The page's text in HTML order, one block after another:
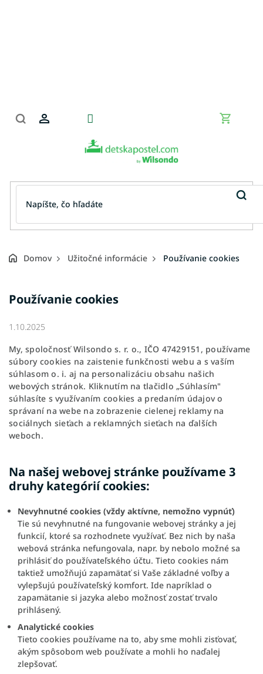
Domov Užitočné informácie Používanie cookies
Používanie cookies
1.10.2025
My, spoločnosť Wilsondo s. r. o., IČO 47429151, používame
súbory cookies na zaistenie funkčnosti webu a s vaším
súhlasom o. i. aj na personalizáciu obsahu našich
webových stránok. Kliknutím na tlačidlo „Súhlasím"
súhlasíte s využívaním cookies a predaním údajov o
správaní na webe na zobrazenie cielenej reklamy na
sociálnych sieťach a reklamných sieťach na ďalších
weboch.
Na našej webovej stránke používame 3
druhy kategórií cookies:
Nevyhnutné cookies (vždy aktívne, nemožno vypnúť)
Tie sú nevyhnutné na fungovanie webovej stránky a jej
funkcií, ktoré sa rozhodnete využívať. Bez nich by naša
webová stránka nefungovala, napr. by nebolo možné sa
prihlásiť do používateľského účtu. Tieto cookies nám
taktiež umožňujú zapamätať si Vaše základné voľby a
vylepšujú používateľský komfort. Ide napríklad o
zapamätanie si jazyka alebo možnosť zostať trvalo
prihlásený.
Analytické cookies
Tieto cookies používame na to, aby sme mohli zisťovať,
akým spôsobom web používate a mohli ho naďalej
zlepšovať.